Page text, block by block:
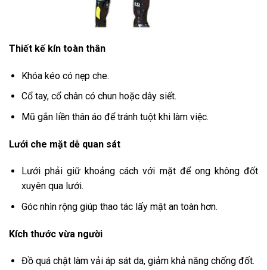
Thiết kế kín toàn thân
Khóa kéo có nẹp che.
Cổ tay, cổ chân có chun hoặc dây siết.
Mũ gắn liền thân áo để tránh tuột khi làm việc.
Lưới che mặt dễ quan sát
Lưới phải giữ khoảng cách với mặt để ong không đốt
xuyên qua lưới.
Góc nhìn rộng giúp thao tác lấy mật an toàn hơn.
Kích thước vừa người
Đồ quá chật làm vải áp sát da, giảm khả năng chống đốt.